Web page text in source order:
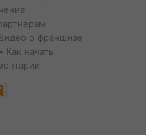
Видео о франшизе
Как начать